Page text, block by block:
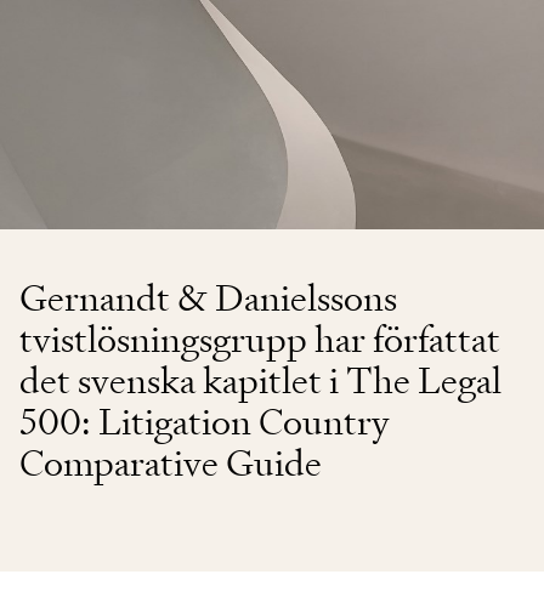
Gernandt & Danielssons
tvistlösningsgrupp har författat
det svenska kapitlet i The Legal
500: Litigation Country
Comparative Guide